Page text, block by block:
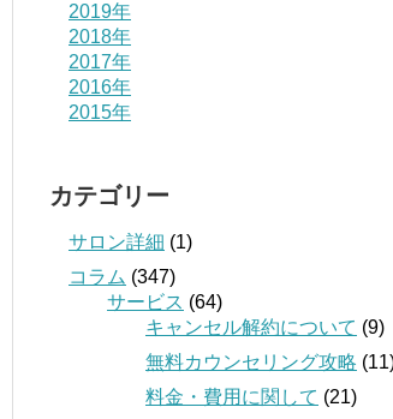
2019年
2018年
2017年
2016年
2015年
カテゴリー
サロン詳細 (1)
コラム (347)
サービス (64)
キャンセル解約について (9)
無料カウンセリング攻略
料金・費用に関して (21)